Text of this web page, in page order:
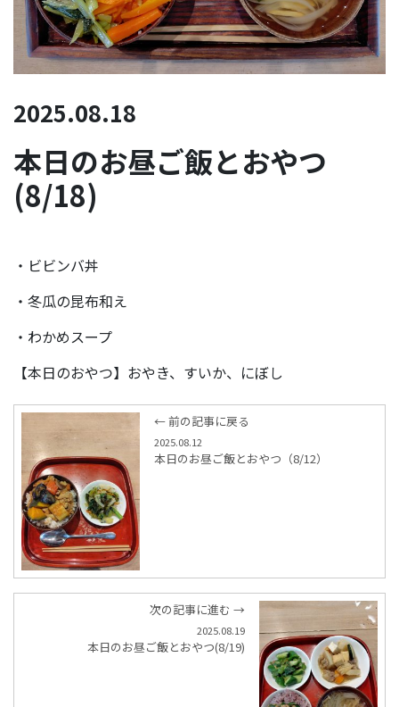
2025.08.18
本日のお昼ご飯とおやつ
(8/18)
・ビビンバ丼
・冬瓜の昆布和え
・わかめスープ
【本日のおやつ】おやき、すいか、にぼし
← 前の記事に戻る
2025.08.12
本日のお昼ご飯とおやつ（8/12）
次の記事に進む →
2025.08.19
本日のお昼ご飯とおやつ(8/19)